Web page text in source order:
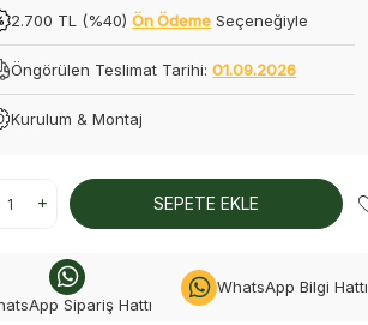
2.700 TL (%40)Ön Ödeme Seçeneğiyle
Öngörülen Teslimat Tarihi:01.09.2026
Kurulum & Montaj
SEPETE EKLE
Sipariş Hattı
WhatsApp Bilgi Hattı